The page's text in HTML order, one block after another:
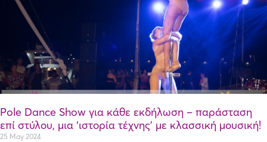
Pole Dance Show για κάθε εκδήλωση – παράσταση
επί στύλου, μια ‘ιστορία τέχνης’ με κλασσική μουσική!
25 May 2024